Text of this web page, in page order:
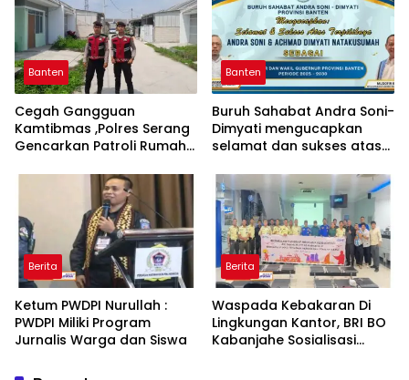
Banten
Cegah Gangguan
Kamtibmas ,Polres Serang
Gencarkan Patroli Rumah
Banten
Buruh Sahabat Andra Soni-
Dimyati mengucapkan
selamat dan sukses atas
Wakil Gubernur Provinsi
Banten
Berita
Ketum PWDPI Nurullah :
PWDPI Miliki Program
Jurnalis Warga dan Siswa
Berita
Waspada Kebakaran Di
Lingkungan Kantor, BRI BO
Kabanjahe Sosialisasi